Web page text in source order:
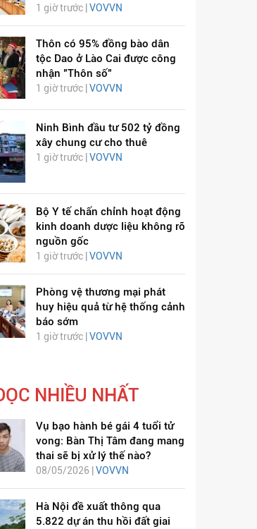
1 giờ trước | VOVVN
Thôn có 95% đồng bào dân
tộc Dao ở Lào Cai được công
nhận "Thôn số"
1 giờ trước | VOVVN
Ninh Bình đầu tư 502 tỷ đồng
xây chung cư cho thuê
1 giờ trước | VOVVN
Bộ Y tế chấn chỉnh hoạt động
kinh doanh dược liệu không rõ
nguồn gốc
1 giờ trước | VOVVN
Phòng vệ thương mại phát
huy hiệu quả từ hệ thống cảnh
báo sớm
1 giờ trước | VOVVN
NHIỀU NHẤT
Vụ bạo hành bé gái 4 tuổi tử
vong: Bàn Thị Tâm đang mang
thai sẽ bị xử lý thế nào?
08/05/2026 | VOVVN
Hà Nội đề xuất thông qua
5.822 dự án thu hồi đất giai